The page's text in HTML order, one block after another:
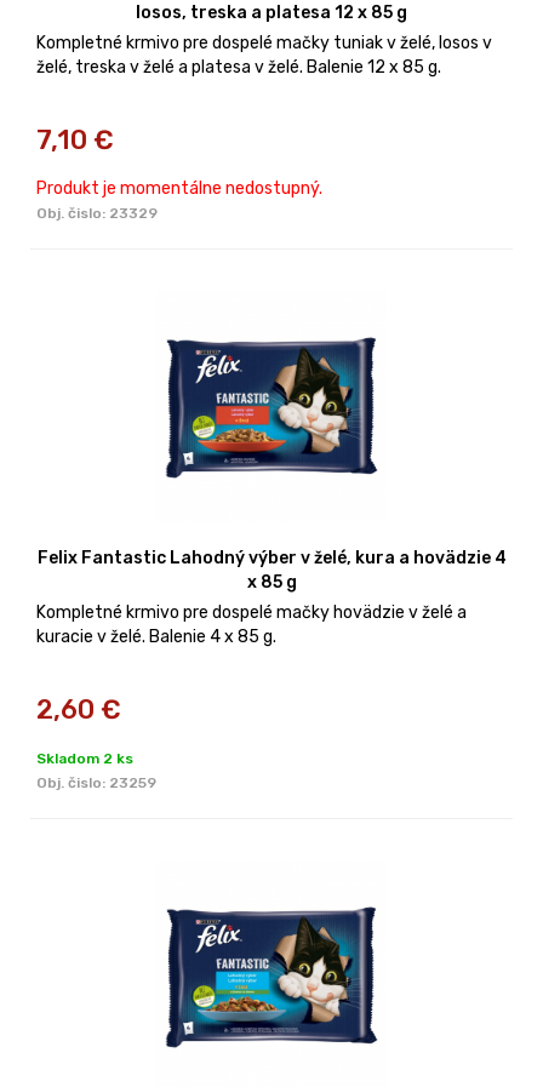
losos, treska a platesa 12 x 85 g
Kompletné krmivo pre dospelé mačky tuniak v želé, losos v
želé, treska v želé a platesa v želé. Balenie 12 x 85 g.
7,10 €
Produkt je momentálne nedostupný.
Obj. čislo: 23329
Felix Fantastic Lahodný výber v želé, kura a hovädzie 4
x 85 g
Kompletné krmivo pre dospelé mačky hovädzie v želé a
kuracie v želé. Balenie 4 x 85 g.
2,60 €
Skladom 2 ks
Obj. čislo: 23259